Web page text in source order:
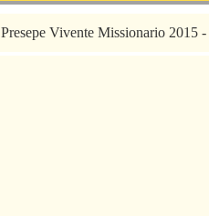
Presepe Vivente Missionario 2015